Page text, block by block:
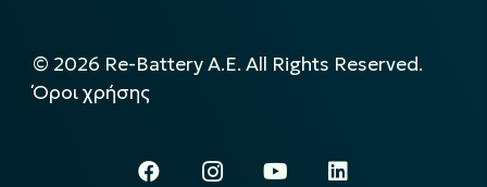
© 2026 Re-Battery A.E. All Rights Reserved.
Όροι χρήσης